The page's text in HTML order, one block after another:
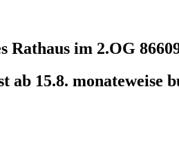
Rathaus im 2.OG
ab 15.8. monateweise